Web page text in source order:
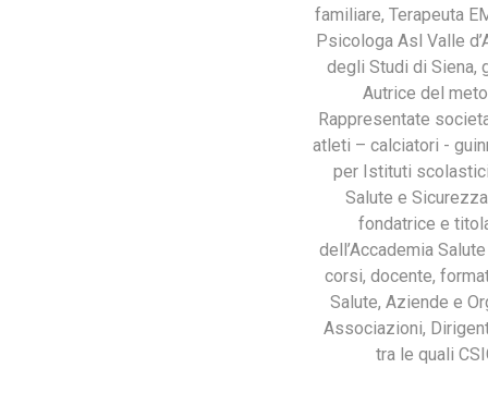
familiare, Terapeuta
Psicologa Asl Valle
degli Studi di Siena,
Autrice del
Rappresentate
atleti – calciatori -
per Istituti
Salute e
fondatrice e
dell’Accademia
corsi, docente,
Salute, Aziende e
Associazioni,
tra le quali